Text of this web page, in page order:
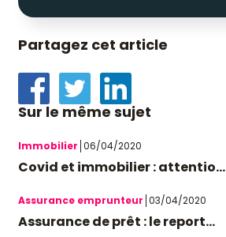
Partagez cet article
Sur le même sujet
Immobilier 06/04/2020
Covid et immobilier : attentio...
Assurance emprunteur 03/04/2020
Assurance de prêt : le report...